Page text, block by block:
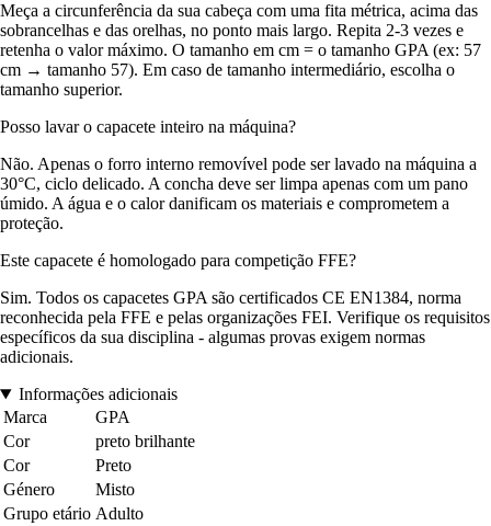
Meça a circunferência da sua cabeça com uma fita métrica, acima das
sobrancelhas e das orelhas, no ponto mais largo. Repita 2-3 vezes e
retenha o valor máximo. O tamanho em cm = o tamanho GPA (ex: 57
cm → tamanho 57). Em caso de tamanho intermediário, escolha o
tamanho superior.
Posso lavar o capacete inteiro na máquina?
Não. Apenas o forro interno removível pode ser lavado na máquina a
30°C, ciclo delicado. A concha deve ser limpa apenas com um pano
úmido. A água e o calor danificam os materiais e comprometem a
proteção.
Este capacete é homologado para competição FFE?
Sim. Todos os capacetes GPA são certificados CE EN1384, norma
reconhecida pela FFE e pelas organizações FEI. Verifique os requisitos
específicos da sua disciplina - algumas provas exigem normas
adicionais.
Informações adicionais
Marca
GPA
Cor
preto brilhante
Cor
Preto
Género
Misto
Grupo etário Adulto